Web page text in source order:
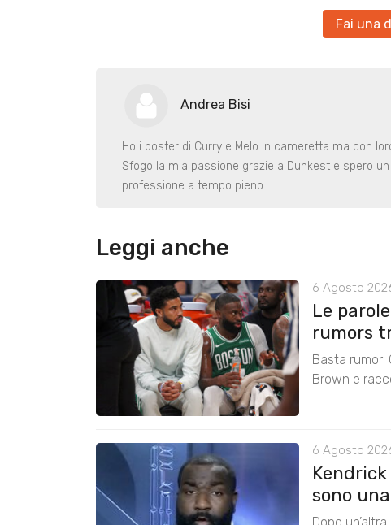
Fai una
Andrea Bisi
Ho i poster di Curry e Melo in cameretta ma con
Sfogo la mia passione grazie a Dunkest e spero
professione a tempo pieno
Leggi anche
6 Agosto
Le
rumors
Basta rumor:
Brown e
6 Agosto
sono